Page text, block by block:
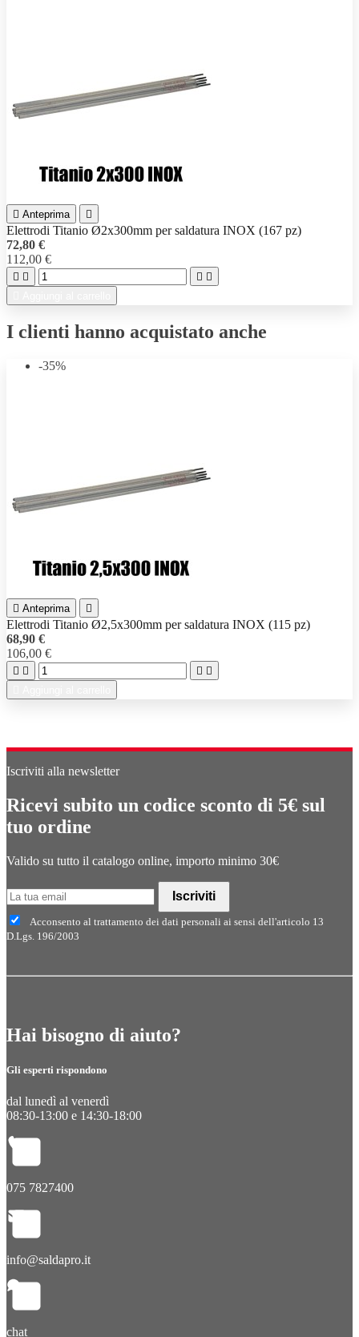
 Anteprima 
Elettrodi Titanio Ø2x300mm per saldatura INOX (167 pz)
72,80 €
112,00 €
   
I clienti hanno acquistato anche
-35%
 Anteprima 
Elettrodi Titanio Ø2,5x300mm per saldatura INOX (115 pz)
68,90 €
106,00 €
   
Iscriviti alla newsletter
Ricevi subito un codice sconto di 5€ sul
tuo ordine
Valido su tutto il catalogo online, importo minimo 30€
Iscriviti
Acconsento al trattamento dei dati personali ai sensi dell'articolo 13
D.Lgs. 196/2003
Hai bisogno di aiuto?
Gli esperti rispondono
dal lunedì al venerdì
08:30-13:00 e 14:30-18:00
075 7827400
info@saldapro.it
chat